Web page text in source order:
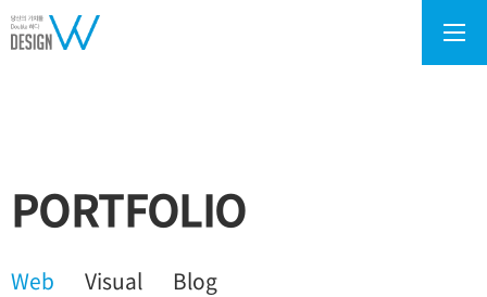
PORTFOLIO
Web Visual Blog